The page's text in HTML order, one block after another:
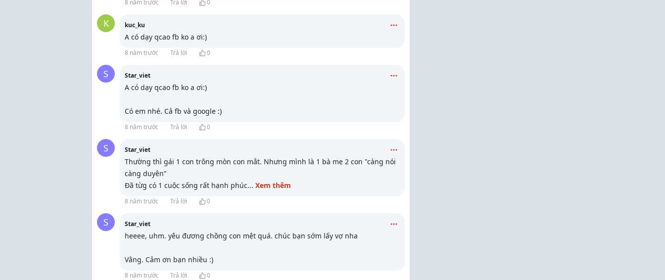
8 năm trước Trả lời 0
K kuc_ku
A có dạy qcao fb ko a ơi:)
8 năm trước Trả lời 0
S Star_viet
A có dạy qcao fb ko a ơi:)
Có em nhé. Cả fb và google :)
8 năm trước Trả lời 0
S Star_viet
Thường thì gái 1 con trông mòn con mắt. Nhưng mình là 1 bà mẹ 2 con "càng nói
càng duyên”
Đã từg có 1 cuộc sống rất hạnh phúc... Xem thêm
8 năm trước Trả lời 0
S Star_viet
heeee, uhm. yêu đương chồng con mệt quá. chúc bạn sớm lấy vợ nha
Vâng. Cảm ơn bạn nhiều :)
8 năm trước Trả lời 0